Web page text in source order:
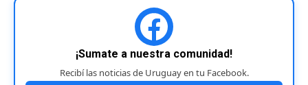
¡Sumate a nuestra comunidad!
Recibí las noticias de Uruguay en tu Facebook.